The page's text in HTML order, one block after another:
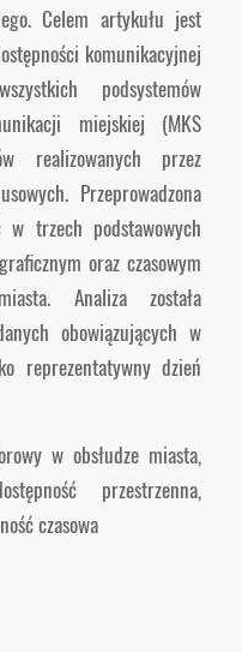
Celem artykułu jest
komunikacyjnej
podsystemów
miejskiej (MKS
realizowanych przez
Przeprowadzona
w trzech podstawowych
oraz czasowym
Analiza została
obowiązujących w
reprezentatywny dzień
w obsłudze miasta,
przestrzenna,
czasowa